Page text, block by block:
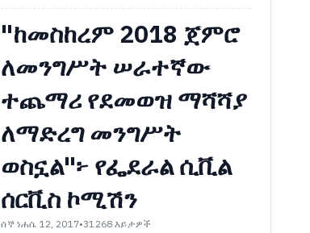
"ከመስከረም 2018 ጀምሮ
ለመንግሥት ሠራተኛው
ተጨማሪ የደመወዝ ማሻሻያ
ለማድረግ መንግሥት
ወስኗል"፦ የፌደራል ሲቪል
ሰርቪስ ኮሚሽን
ሰኞ ነሐሴ 12, 2017•31268 እይታዎች